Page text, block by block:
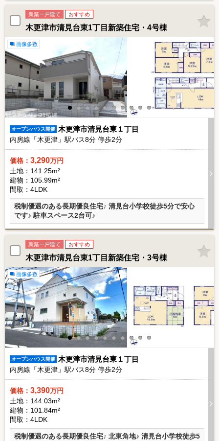
新築一戸建て おすすめ
木更津市清見台東1丁目新築住宅・4号棟
画像多数
オープンハウス開催 木更津市清見台東１丁目
内房線「木更津」駅バス8分 停歩2分
価格： 3,290万円
土地：141.25m²
建物：105.99m²
間取：4LDK
税制優遇のある長期優良住宅♪ 清見台小学校徒歩5分で安心
です♪ 駐車スペース2台可♪
新築一戸建て おすすめ
木更津市清見台東1丁目新築住宅・3号棟
画像多数
オープンハウス開催 木更津市清見台東１丁目
内房線「木更津」駅バス8分 停歩2分
価格： 3,390万円
土地：144.03m²
建物：101.84m²
間取：4LDK
税制優遇のある長期優良住宅♪ 北東角地♪ 清見台小学校徒歩5